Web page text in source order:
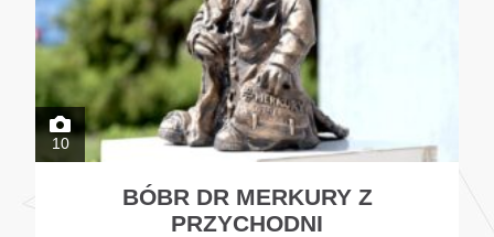
10
BÓBR DR MERKURY Z
PRZYCHODNI